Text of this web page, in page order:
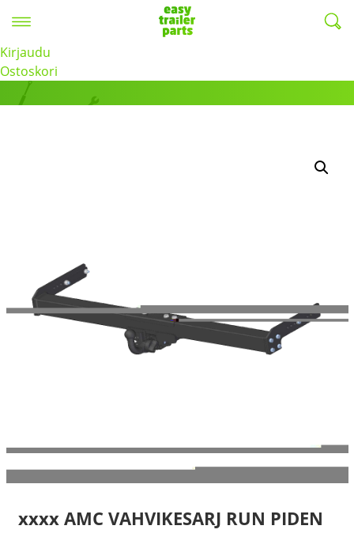
Kirjaudu
Ostoskori
Tuotteet
xxxx AMC VAHVIKESARJ RUN PIDEN